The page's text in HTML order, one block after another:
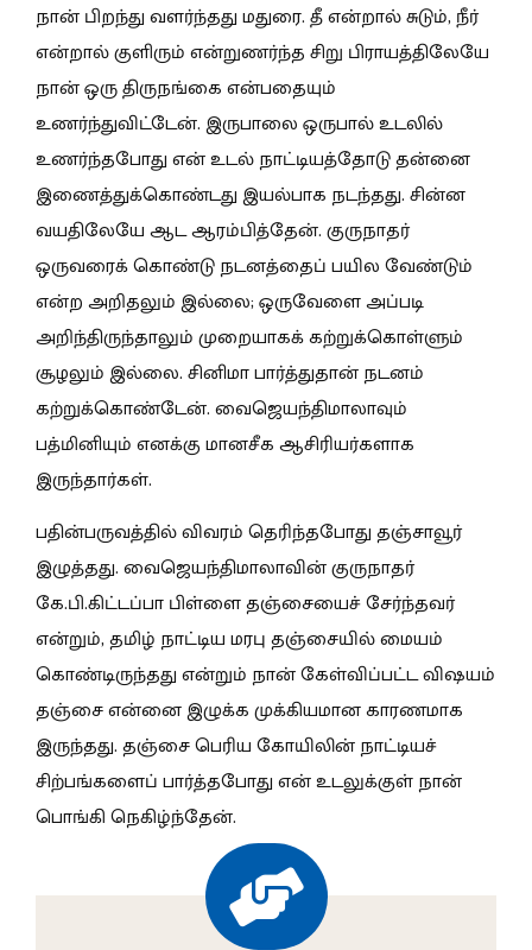
நான் பிறந்து வளர்ந்தது மதுரை. தீ என்றால் சுடும், நீர்
என்றால் குளிரும் என்றுணர்ந்த சிறு பிராயத்திலேயே
நான் ஒரு திருநங்கை என்பதையும்
உணர்ந்துவிட்டேன். இருபாலை ஒருபால் உடலில்
உணர்ந்தபோது என் உடல் நாட்டியத்தோடு தன்னை
இணைத்துக்கொண்டது இயல்பாக நடந்தது. சின்ன
வயதிலேயே ஆட ஆரம்பித்தேன். குருநாதர்
ஒருவரைக் கொண்டு நடனத்தைப் பயில வேண்டும்
என்ற அறிதலும் இல்லை; ஒருவேளை அப்படி
அறிந்திருந்தாலும் முறையாகக் கற்றுக்கொள்ளும்
சூழலும் இல்லை. சினிமா பார்த்துதான் நடனம்
கற்றுக்கொண்டேன். வைஜெயந்திமாலாவும்
பத்மினியும் எனக்கு மானசீக ஆசிரியர்களாக
இருந்தார்கள்.
பதின்பருவத்தில் விவரம் தெரிந்தபோது தஞ்சாவூர்
இழுத்தது. வைஜெயந்திமாலாவின் குருநாதர்
கே.பி.கிட்டப்பா பிள்ளை தஞ்சையைச் சேர்ந்தவர்
என்றும், தமிழ் நாட்டிய மரபு தஞ்சையில் மையம்
கொண்டிருந்தது என்றும் நான் கேள்விப்பட்ட விஷயம்
தஞ்சை என்னை இழுக்க முக்கியமான காரணமாக
இருந்தது. தஞ்சை பெரிய கோயிலின் நாட்டியச்
சிற்பங்களைப் பார்த்தபோது என் உடலுக்குள் நான்
பொங்கி நெகிழ்ந்தேன்.